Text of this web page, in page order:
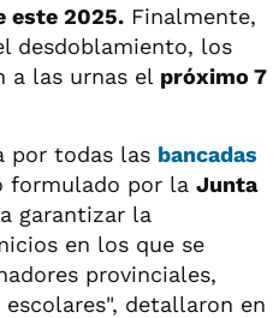
este 2025. Finalmente,
desdoblamiento, los
a las urnas el próximo 7
por todas las bancadas
formulado por la Junta
garantizar la
en los que se
provinciales,
detallaron en